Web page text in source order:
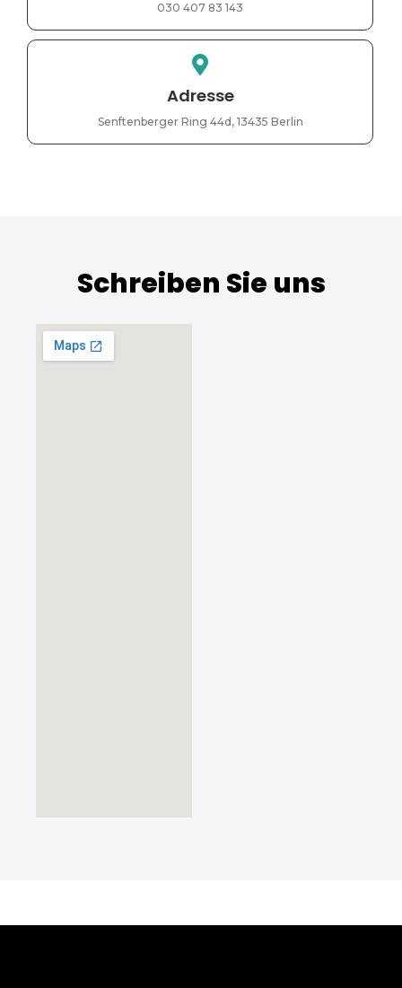
030 407 83 143
Adresse
Senftenberger Ring 44d, 13435 Berlin
Schreiben Sie uns